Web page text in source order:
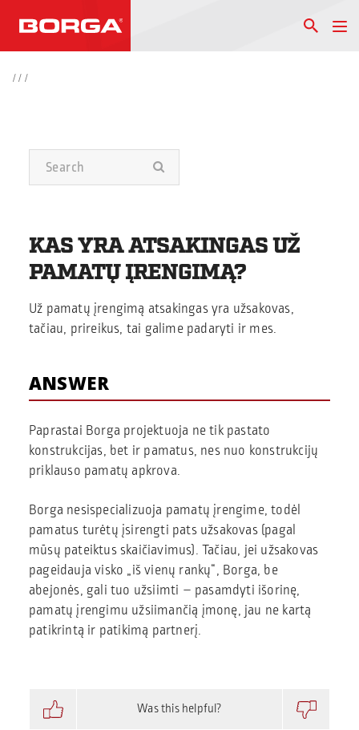
// /
KAS YRA ATSAKINGAS UŽ
PAMATŲ ĮRENGIMĄ?
Už pamatų įrengimą atsakingas yra užsakovas,
tačiau, prireikus, tai galime padaryti ir mes.
ANSWER
Paprastai Borga projektuoja ne tik pastato
konstrukcijas, bet ir pamatus, nes nuo konstrukcijų
priklauso pamatų apkrova.
Borga nesispecializuoja pamatų įrengime, todėl
pamatus turėtų įsirengti pats užsakovas (pagal
mūsų pateiktus skaičiavimus). Tačiau, jei užsakovas
pageidauja visko „iš vienų rankų“, Borga, be
abejonės, gali tuo užsiimti – pasamdyti išorinę,
pamatų įrengimu užsiimančią įmonę, jau ne kartą
patikrintą ir patikimą partnerį.
Was this helpful?